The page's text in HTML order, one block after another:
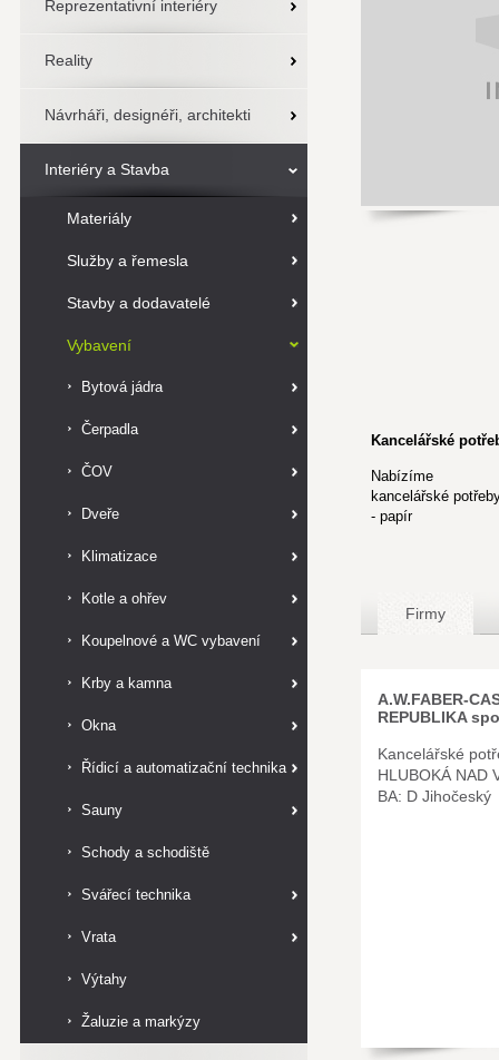
Reprezentativní interiéry
Reality
Návrháři, designéři, architekti
Interiéry a Stavba
Materiály
Služby a řemesla
Stavby a dodavatelé
Vybavení
Bytová jádra
Čerpadla
ČOV
Dveře
Klimatizace
Kotle a ohřev
Koupelnové a WC vybavení
Krby a kamna
Okna
Řídicí a automatizační technika
Sauny
Schody a schodiště
Svářecí technika
Vrata
Výtahy
Žaluzie a markýzy
Kancelářské
Nabízíme
kancelářské
- papír
Firmy
A.W.FABER-
REPUBLIKA
Kancelářské
HLUBOKÁ NAD
BA: D Jihočeský